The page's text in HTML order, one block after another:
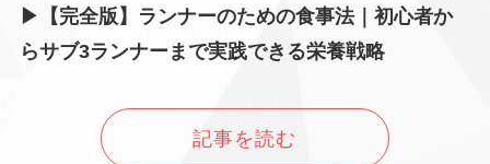
▶【完全版】ランナーのための食事法｜初心者か
らサブ3ランナーまで実践できる栄養戦略
記事を読む